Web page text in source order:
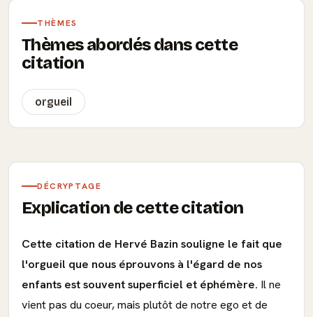
THÈMES
Thèmes abordés dans cette
citation
orgueil
DÉCRYPTAGE
Explication de cette citation
Cette citation de Hervé Bazin souligne le fait que
l'orgueil que nous éprouvons à l'égard de nos
enfants est souvent superficiel et éphémère. Il ne
vient pas du coeur, mais plutôt de notre ego et de